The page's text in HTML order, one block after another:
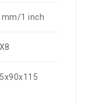
mm/1 inch